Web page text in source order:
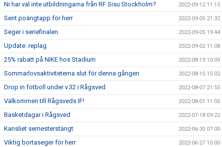
Ni har väl inte utbildningarna från RF Sisu Stockholm? 2022-09-12 11:15
Sent poängtapp för herr 2022-09-05 21:32
Seger i seriefinalen 2022-09-05 19:44
Update: replag 2022-09-02 11:08
25% rabatt på NIKE hos Stadium 2022-08-19 10:00
Sommarlovsaktiviteterna slut för denna gången 2022-08-15 15:02
Drop in fotboll under v.32 i Rågsved 2022-08-07 21:55
Välkommen till Rågsveds IF! 2022-08-01 11:05
Basketdagar i Rågsved 2022-07-18 09:22
Kansliet semesterstängt 2022-06-30 07:00
Viktig bortaseger för herr 2022-06-27 10:00